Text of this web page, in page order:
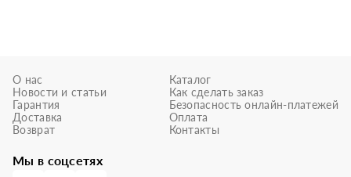
О нас
Новости и статьи
Гарантия
Доставка
Возврат
Каталог
Как сделать заказ
Безопасность онлайн-платежей
Оплата
Контакты
Мы в соцсетях